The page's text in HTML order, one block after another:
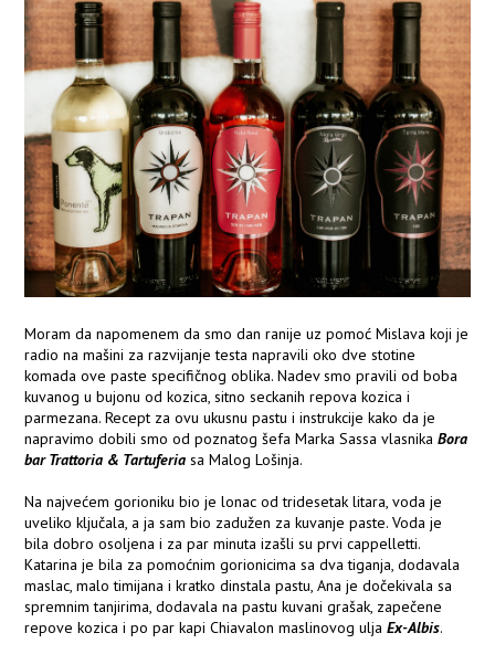
Moram da napomenem da smo dan ranije uz pomoć Mislava koji je
radio na mašini za razvijanje testa napravili oko dve stotine
komada ove paste specifičnog oblika. Nadev smo pravili od boba
kuvanog u bujonu od kozica, sitno seckanih repova kozica i
parmezana. Recept za ovu ukusnu pastu i instrukcije kako da je
napravimo dobili smo od poznatog šefa Marka Sassa vlasnikaBora
bar Trattoria & Tartuferia sa Malog Lošinja.
Na najvećem gorioniku bio je lonac od tridesetak litara, voda je
uveliko ključala, a ja sam bio zadužen za kuvanje paste. Voda je
bila dobro osoljena i za par minuta izašli su prvi cappelletti.
Katarina je bila za pomoćnim gorionicima sa dva tiganja, dodavala
maslac, malo timijana i kratko dinstala pastu, Ana je dočekivala sa
spremnim tanjirima, dodavala na pastu kuvani grašak, zapečene
repove kozica i po par kapi Chiavalon maslinovog uljaEx-Albis.